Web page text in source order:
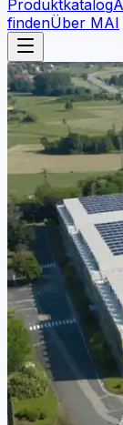
Produktkatalog
findenÜber MAI